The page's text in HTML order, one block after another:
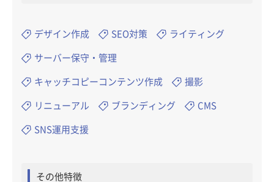
デザイン作成 SEO対策 ライティング
サーバー保守・管理
キャッチコピーコンテンツ作成 撮影
リニューアル ブランディング CMS
SNS運用支援
その他特徴